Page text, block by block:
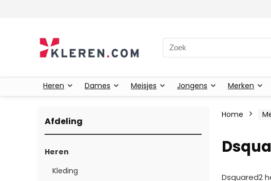
Zoeken naar:
Heren Dames Meisjes Jongens Merken
Afdeling
Heren
Kleding
Home
Dsquared2